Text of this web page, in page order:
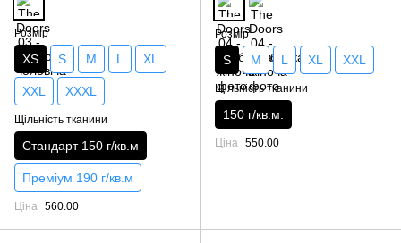
Розмір
XS S M L XL
XXL XXXL
Щільність тканини
Стандарт 150 г/кв.м
Преміум 190 г/кв.м
Ціна 560.00
Розмір
S M L XL XXL
Щільність тканини
150 г/кв.м.
Ціна 550.00